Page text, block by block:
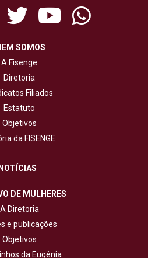
SOMOS
A Fisenge
Diretoria
Filiados
Estatuto
Objetivos
da FISENGE
NOTÍCIAS
DE MULHERES
A Diretoria
e publicações
Objetivos
da Eugênia